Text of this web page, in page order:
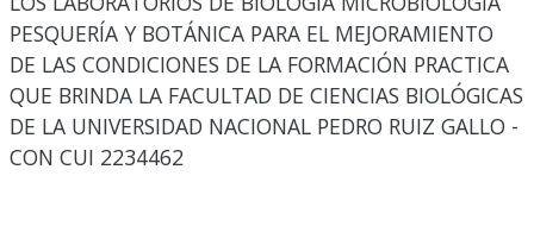
PESQUERÍA Y BOTÁNICA PARA EL MEJORAMIENTO
DE LAS CONDICIONES DE LA FORMACIÓN PRACTICA
QUE BRINDA LA FACULTAD DE CIENCIAS BIOLÓGICAS
DE LA UNIVERSIDAD NACIONAL PEDRO RUIZ GALLO -
CON CUI 2234462